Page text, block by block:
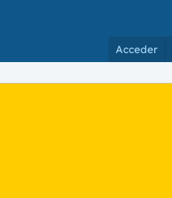
Acceder